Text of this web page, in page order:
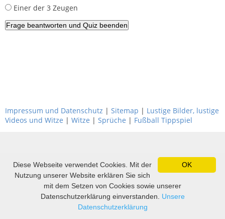
Einer der 3 Zeugen
Impressum und Datenschutz | Sitemap | Lustige Bilder, lustige
Videos und Witze | Witze | Sprüche | Fußball Tippspiel
OK
Diese Webseite verwendet Cookies. Mit der
Nutzung unserer Website erklären Sie sich
mit dem Setzen von Cookies sowie unserer
Datenschutzerklärung einverstanden. Unsere
Datenschutzerklärung